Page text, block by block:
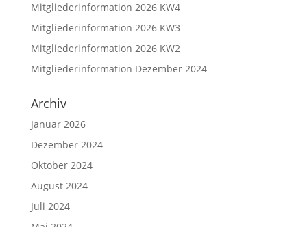
Mitgliederinformation 2026 KW4
Mitgliederinformation 2026 KW3
Mitgliederinformation 2026 KW2
Mitgliederinformation Dezember 2024
Archiv
Januar 2026
Dezember 2024
Oktober 2024
August 2024
Juli 2024